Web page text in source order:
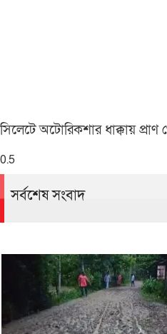
সিলেটে অটোরিকশার ধাক্কায় প্রাণ
সর্বশেষ সংবাদ